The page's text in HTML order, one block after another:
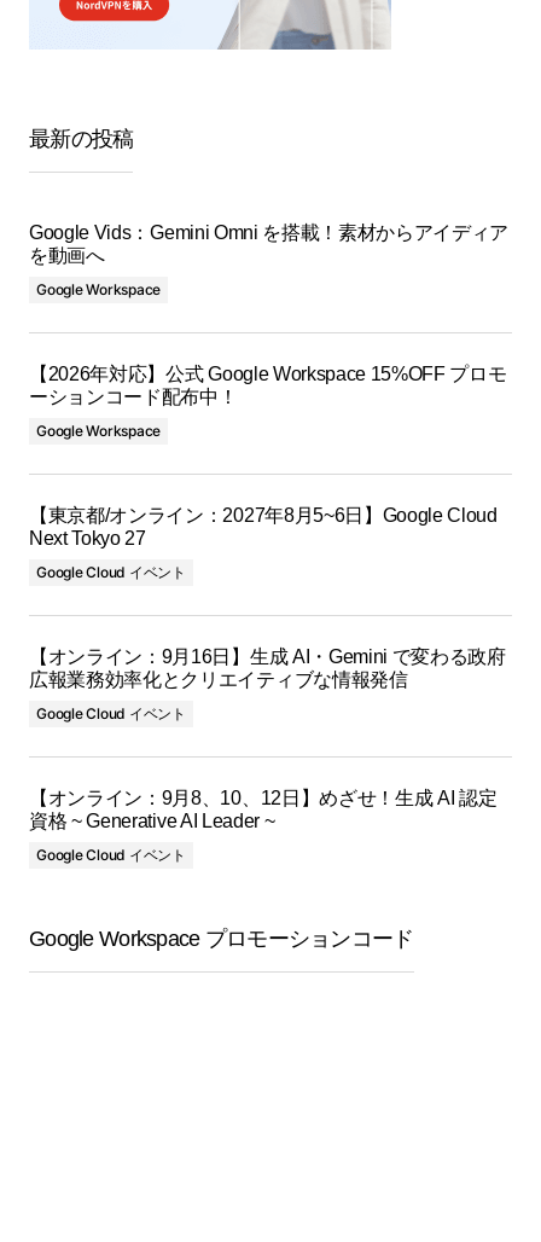
最新の投稿
Google Vids：Gemini Omni を搭載！素材からアイディア
を動画へ
Google Workspace
【2026年対応】公式 Google Workspace 15%OFF プロモ
ーションコード配布中！
Google Workspace
【東京都/オンライン：2027年8月5~6日】Google Cloud
Next Tokyo 27
Google Cloud イベント
【オンライン：9月16日】生成 AI・Gemini で変わる政府
広報業務効率化とクリエイティブな情報発信
Google Cloud イベント
【オンライン：9月8、10、12日】めざせ！生成 AI 認定
資格 ~ Generative AI Leader ~
Google Cloud イベント
Google Workspace プロモーションコード